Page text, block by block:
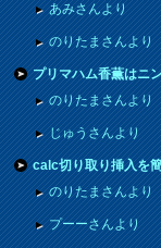
あみさんより
のりたまさんより
プリマハム香薫はニ
のりたまさんより
じゅうさんより
calc切り取り挿入を
のりたまさんより
プーーさんより